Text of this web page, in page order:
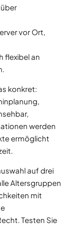
vor Ort,
flexibel an
konkret:
werden
ermöglicht
auf drei
Altersgruppen
mit
Testen Sie